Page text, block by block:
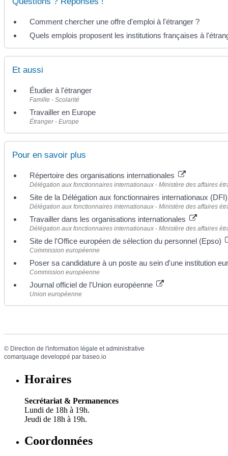
Comment chercher une offre d'emploi à l'étranger ?
Quels emplois proposent les institutions françaises à
Et aussi
Étudier à l'étranger
Famille - Scolarité
Travailler en Europe
Étranger - Europe
Pour en savoir plus
Répertoire des organisations internationales
Délégation aux fonctionnaires internationaux - Ministère des affaires
Site de la Délégation aux fonctionnaires internationaux (DFI)
Délégation aux fonctionnaires internationaux - Ministère des affaires
Travailler dans les organisations internationales
Délégation aux fonctionnaires internationaux - Ministère des affaires
Site de l'Office européen de sélection du personnel (Epso)
Commission européenne
Poser sa candidature à un poste au sein d'une institution
Commission européenne
Journal officiel de l'Union européenne
Union européenne
© Direction de l'information légale et administrative
comarquage developpé par baseo.io
Horaires
Secrétariat & Permanences
Lundi de 18h à 19h.
Jeudi de 18h à 19h.
Coordonnées